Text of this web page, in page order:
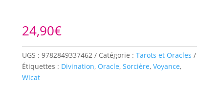
24,90€
UGS : 9782849337462 Catégorie : Tarots et Oracles
Étiquettes : Divination, Oracle, Sorcière, Voyance,
Wicat